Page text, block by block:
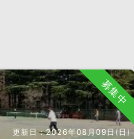
募集中
更新日：2026年08月09日(日)